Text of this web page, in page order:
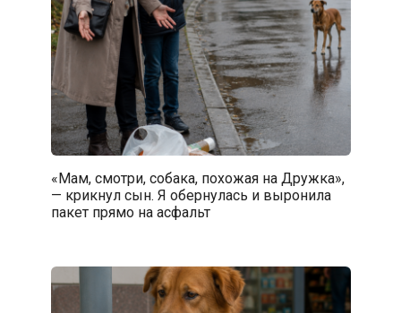
«Мам, смотри, собака, похожая на Дружка»,
— крикнул сын. Я обернулась и выронила
пакет прямо на асфальт